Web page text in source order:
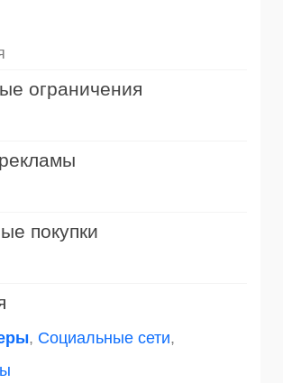
ограничения
покупки
, Социальные сети,